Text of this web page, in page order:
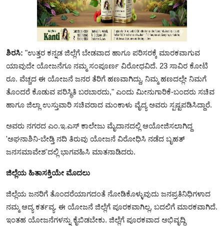
ಶಿರಸಿ: "ಉತ್ತರ ಕನ್ನಡ ಜಿಲ್ಲೆಗೆ ಬೇಡವಾದ ಹಾಗೂ ಪರಿಸರಕ್ಕೆ ಮಾರಕವಾಗುವ
ಯಾವುದೇ ಯೋಜನೆಗೂ ನಮ್ಮ ಸಂಪೂರ್ಣ ವಿರೋಧವಿದೆ. 23 ಸಾವಿರ ಕೋಟಿ
ರೂ. ವೆಚ್ಚದ ಈ ಯೋಜನೆ ಜನರ ತೆರಿಗೆ ಹಣವಾಗಿದ್ದು, ನಿಮ್ಮ ಹಣದಲ್ಲೇ ನಿಮಗೆ
ತೊಂದರೆ ಕೊಡುವ ಪರಿಸ್ಥಿತಿ ಬರಬಾರದು," ಎಂದು ಮೀನುಗಾರಿಕೆ-ಬಂದರು ಸಚಿವ
ಹಾಗೂ ಜಿಲ್ಲಾ ಉಸ್ತುವಾರಿ ಸಚಿವರಾದ ಮಂಕಾಳು ವೈದ್ಯ ಅವರು ಸ್ಪಷ್ಟಪಡಿಸಿದ್ದಾರೆ.
ಅವರು ನಗರದ ಎಂ.ಇ.ಎಸ್ ಕಾಲೇಜು ಮೈದಾನದಲ್ಲಿ ಆಯೋಜಿಸಲಾಗಿದ್ದ
'ಅಘನಾಶಿನಿ-ಬೇಡ್ತಿ ನದಿ ತಿರುವು ಯೋಜನೆ ವಿರೋಧಿಸಿ ನಡೆದ ಬೃಹತ್
ಜನಸಮಾವೇಶ'ದಲ್ಲಿ ಭಾಗವಹಿಸಿ ಮಾತನಾಡಿದರು.
ಜಿಲ್ಲೆಯ ಹಿತಾಸಕ್ತಿಯೇ ಮೊದಲು
ಜಿಲ್ಲೆಯ ಜನರಿಗೆ ತೊಂದರೆಯಾಗದಂತೆ ನೋಡಿಕೊಳ್ಳುವುದು ಜನಪ್ರತಿನಿಧಿಗಳಾದ
ನಮ್ಮ ಆದ್ಯ ಕರ್ತವ್ಯ. ಈ ಯೋಜನೆ ಜಿಲ್ಲೆಗೆ ಪೂರಕವಾಗಿಲ್ಲ, ಬದಲಿಗೆ ಮಾರಕವಾಗಿದೆ.
ಇಂತಹ ಯೋಜನೆಗಳನ್ನು ಕೈಬಿಡಬೇಕು. ಜಿಲ್ಲೆಗೆ ಪೂರಕವಾದ ಅಭಿವೃದ್ಧಿ